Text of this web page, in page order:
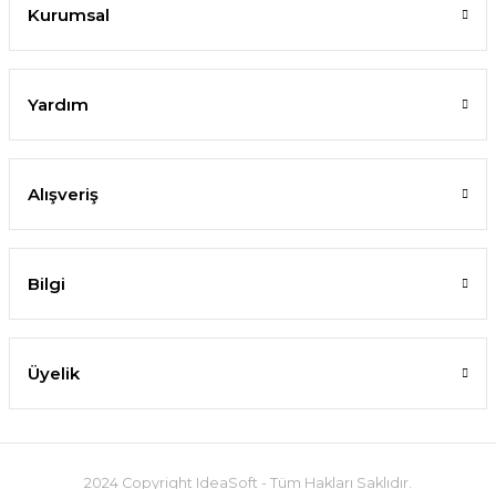
Kurumsal
Yardım
Alışveriş
Bilgi
Üyelik
2024 Copyright IdeaSoft - Tüm Hakları Saklıdır.